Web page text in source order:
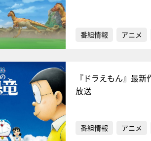
番組情報 アニメ
『ドラえもん』最
放送
番組情報 アニメ